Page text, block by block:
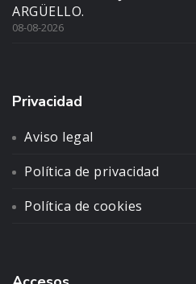
ARGÜELLO.
08-08-2026
Privacidad
Aviso legal
Política de privacidad
Política de cookies